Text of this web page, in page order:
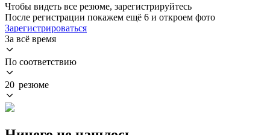
Чтобы видеть все резюме, зарегистрируйтесь
После регистрации покажем ещё 6 и откроем фото
Зарегистрироваться
За всё время
По соответствию
20 резюме